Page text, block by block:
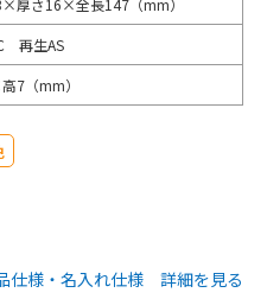
厚さ16×全長147（mm）
再生AS
7（mm）
仕様・名入れ仕様 詳細を見る